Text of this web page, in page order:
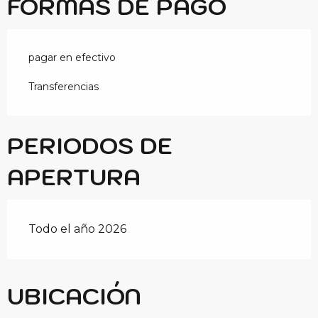
FORMAS DE PAGO
pagar en efectivo
Transferencias
PERIODOS DE
APERTURA
Todo el año 2026
UBICACIÓN